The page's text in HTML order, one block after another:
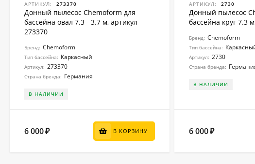
АРТИКУЛ: 273370
Донный пылесос Chemoform для
бассейна овал 7.3 - 3.7 м, артикул
273370
Бренд: Chemoform
Тип бассейна: Каркасный
Артикул: 273370
Страна бренда: Германия
В НАЛИЧИИ
6 000₽ В КОРЗИНУ
АРТИКУЛ: 2730
Донный пылесос
бассейна круг 7.3
Бренд: Chemoform
Тип бассейна:
Артикул: 2730
Страна бренда:
В НАЛИЧИИ
6 000₽